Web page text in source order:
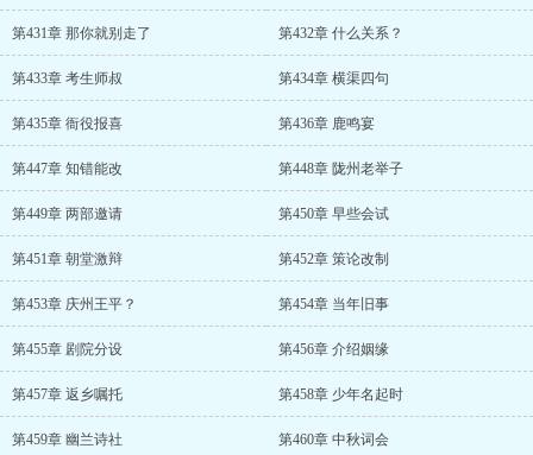
第431章 那你就别走了 第432章 什么关系？
第433章 考生师叔 第434章 横渠四句
第435章 衙役报喜 第436章 鹿鸣宴
第447章 知错能改 第448章 陇州老举子
第449章 两部邀请 第450章 早些会试
第451章 朝堂激辩 第452章 策论改制
第453章 庆州王平？ 第454章 当年旧事
第455章 剧院分设 第456章 介绍姻缘
第457章 返乡嘱托 第458章 少年名起时
第459章 幽兰诗社 第460章 中秋词会